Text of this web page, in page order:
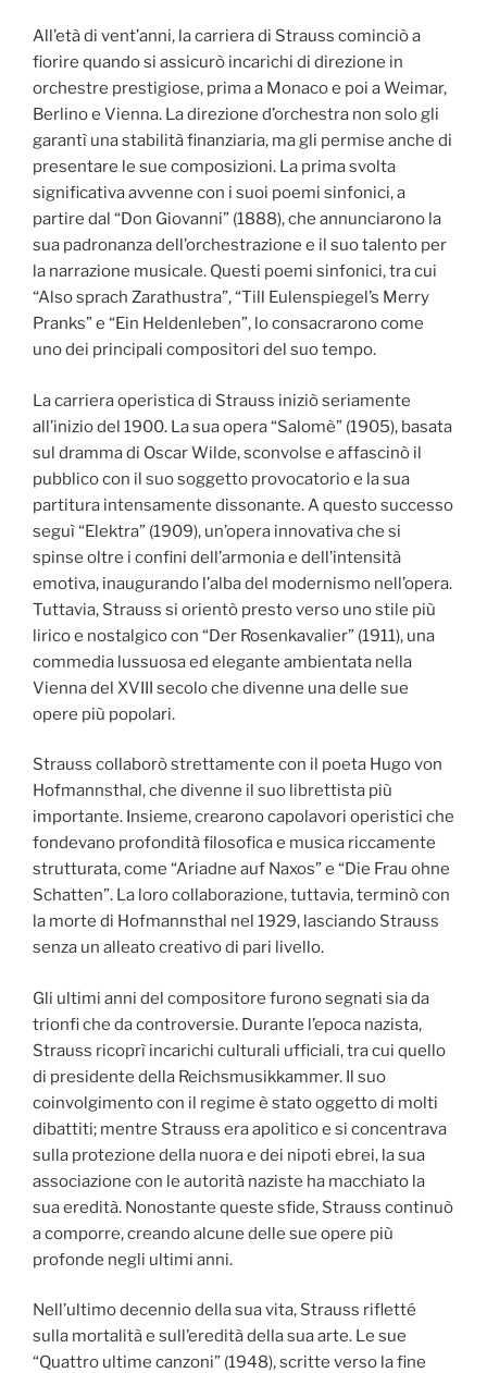
All’età di vent’anni, la carriera di Strauss cominciò a
fiorire quando si assicurò incarichi di direzione in
orchestre prestigiose, prima a Monaco e poi a Weimar,
Berlino e Vienna. La direzione d’orchestra non solo gli
garantì una stabilità finanziaria, ma gli permise anche di
presentare le sue composizioni. La prima svolta
significativa avvenne con i suoi poemi sinfonici, a
partire dal “Don Giovanni” (1888), che annunciarono la
sua padronanza dell’orchestrazione e il suo talento per
la narrazione musicale. Questi poemi sinfonici, tra cui
“Also sprach Zarathustra”, “Till Eulenspiegel’s Merry
Pranks” e “Ein Heldenleben”, lo consacrarono come
uno dei principali compositori del suo tempo.
La carriera operistica di Strauss iniziò seriamente
all’inizio del 1900. La sua opera “Salomè” (1905), basata
sul dramma di Oscar Wilde, sconvolse e affascinò il
pubblico con il suo soggetto provocatorio e la sua
partitura intensamente dissonante. A questo successo
seguì “Elektra” (1909), un’opera innovativa che si
spinse oltre i confini dell’armonia e dell’intensità
emotiva, inaugurando l’alba del modernismo nell’opera.
Tuttavia, Strauss si orientò presto verso uno stile più
lirico e nostalgico con “Der Rosenkavalier” (1911), una
commedia lussuosa ed elegante ambientata nella
Vienna del XVIII secolo che divenne una delle sue
opere più popolari.
Strauss collaborò strettamente con il poeta Hugo von
Hofmannsthal, che divenne il suo librettista più
importante. Insieme, crearono capolavori operistici che
fondevano profondità filosofica e musica riccamente
strutturata, come “Ariadne auf Naxos” e “Die Frau ohne
Schatten”. La loro collaborazione, tuttavia, terminò con
la morte di Hofmannsthal nel 1929, lasciando Strauss
senza un alleato creativo di pari livello.
Gli ultimi anni del compositore furono segnati sia da
trionfi che da controversie. Durante l’epoca nazista,
Strauss ricoprì incarichi culturali ufficiali, tra cui quello
di presidente della Reichsmusikkammer. Il suo
coinvolgimento con il regime è stato oggetto di molti
dibattiti; mentre Strauss era apolitico e si concentrava
sulla protezione della nuora e dei nipoti ebrei, la sua
associazione con le autorità naziste ha macchiato la
sua eredità. Nonostante queste sfide, Strauss continuò
a comporre, creando alcune delle sue opere più
profonde negli ultimi anni.
Nell’ultimo decennio della sua vita, Strauss rifletté
sulla mortalità e sull’eredità della sua arte. Le sue
“Quattro ultime canzoni” (1948), scritte verso la fine